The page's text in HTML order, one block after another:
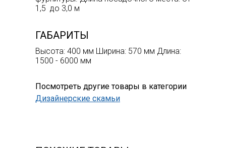
1,5 до 3,0 м
ГАБАРИТЫ
Высота: 400 мм Ширина: 570 мм Длина:
1500 - 6000 мм
Посмотреть другие товары в категории
Дизайнерские скамьи